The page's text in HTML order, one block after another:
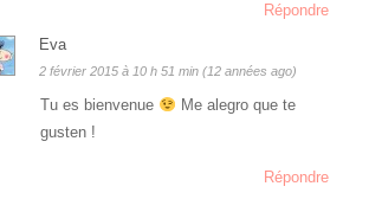
Répondre
Eva
2 février 2015 à 10 h 51 min (12 années ago)
Tu es bienvenue
Me alegro que te
gusten !
Répondre